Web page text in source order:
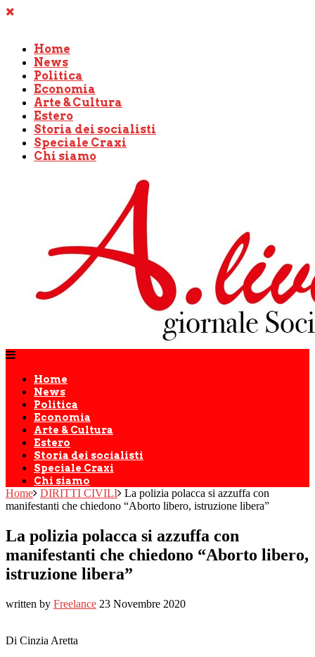
Home
News
Politica
Economia
Arte & Cultura
Estero
Storia dei socialisti
Speciale Craxi
Chi siamo
Home
News
Politica
Economia
Arte & Cultura
Estero
Storia dei socialisti
Speciale Craxi
Chi siamo
Home DIRITTI CIVILI La polizia polacca si azzuffa con
manifestanti che chiedono “Aborto libero, istruzione libera”
La polizia polacca si azzuffa con
manifestanti che chiedono “Aborto libero,
istruzione libera”
written by Freelance 23 Novembre 2020
Di Cinzia Aretta